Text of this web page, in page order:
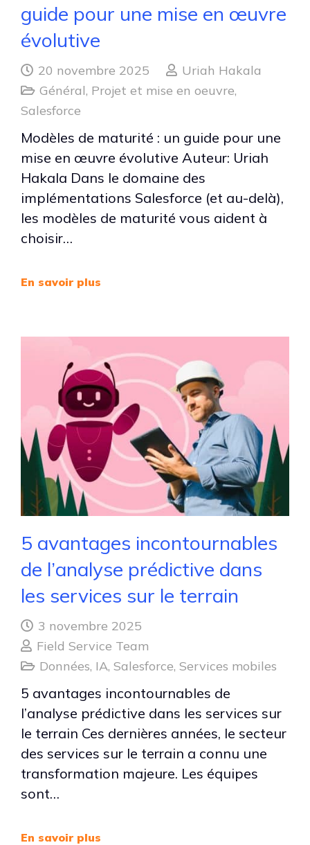
guide pour une mise en œuvre
évolutive
20 novembre 2025
Uriah Hakala
Général, Projet et mise en oeuvre,
Salesforce
Modèles de maturité : un guide pour une
mise en œuvre évolutive Auteur: Uriah
Hakala Dans le domaine des
implémentations Salesforce (et au-delà),
les modèles de maturité vous aident à
choisir…
En savoir plus
5 avantages incontournables
de l’analyse prédictive dans
les services sur le terrain
3 novembre 2025
Field Service Team
Données, IA,Salesforce,Services mobiles
5 avantages incontournables de
l’analyse prédictive dans les services sur
le terrain Ces dernières années, le secteur
des services sur le terrain a connu une
transformation majeure. Les équipes
sont…
En savoir plus